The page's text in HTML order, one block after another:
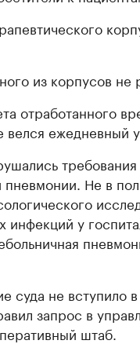
из корпусов не
отработанного
велся ежедневный
требования
пневмонии. Не в
инфекций у
суда не вступило
запрос в
штаб.